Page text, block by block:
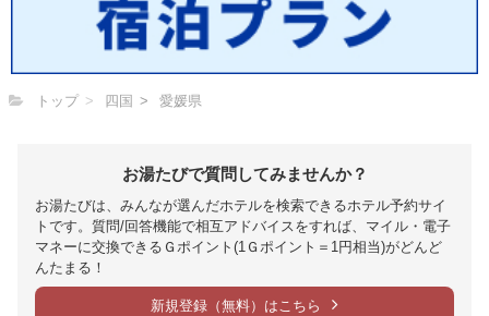
トップ 四国 愛媛県
お湯たびで質問してみませんか？
お湯たびは、みんなが選んだホテルを検索できるホテル予約サイ
トです。質問/回答機能で相互アドバイスをすれば、マイル・電子
マネーに交換できるＧポイント(1Ｇポイント＝1円相当)がどんど
んたまる！
新規登録（無料）はこちら